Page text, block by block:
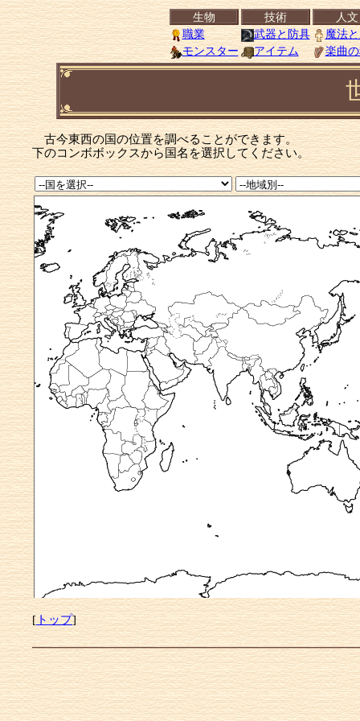
古今東西の国の位置を調べることができます。
下のコンボボックスから国名を選択してください。
[トップ]